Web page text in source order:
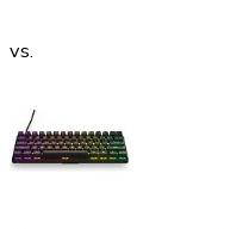
vs.